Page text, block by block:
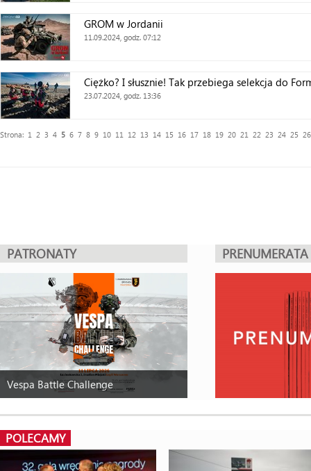
GROM w Jordanii
11.09.2024, godz. 07:12
Ciężko? I słusznie! Tak przebiega selekcja do
23.07.2024, godz. 13:36
Strona: 1 2 3 4 5 6 7 8 9 10 11 12 13 14 15 16 17 18 19 20 21 22 23 24 25 26
PATRONATY
Vespa Battle Challenge
PRENUMERATA
POLECAMY